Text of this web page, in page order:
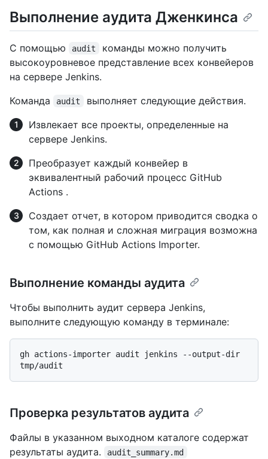
Выполнение аудита Дженкинса
С помощью audit
команды можно получить
высокоуровневое представление всех конвейеров
на сервере Jenkins.
Команда
audit
выполняет следующие действия.
Извлекает все проекты, определенные на
сервере Jenkins.
Преобразует каждый конвейер в
эквивалентный рабочий процесс GitHub
Actions .
Создает отчет, в котором приводится сводка о
том, как полная и сложная миграция возможна
с помощью GitHub Actions Importer.
Выполнение команды аудита
Чтобы выполнить аудит сервера Jenkins,
выполните следующую команду в терминале:
gh actions-importer audit jenkins --output-dir
Проверка результатов аудита
Файлы в указанном выходном каталоге содержат
результаты аудита.
audit_summary.md